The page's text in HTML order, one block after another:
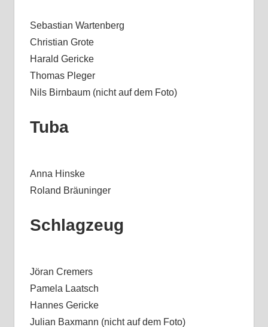
Sebastian Wartenberg
Christian Grote
Harald Gericke
Thomas Pleger
Nils Birnbaum (nicht auf dem Foto)
Tuba
Anna Hinske
Roland Bräuninger
Schlagzeug
Jöran Cremers
Pamela Laatsch
Hannes Gericke
Julian Baxmann (nicht auf dem Foto)